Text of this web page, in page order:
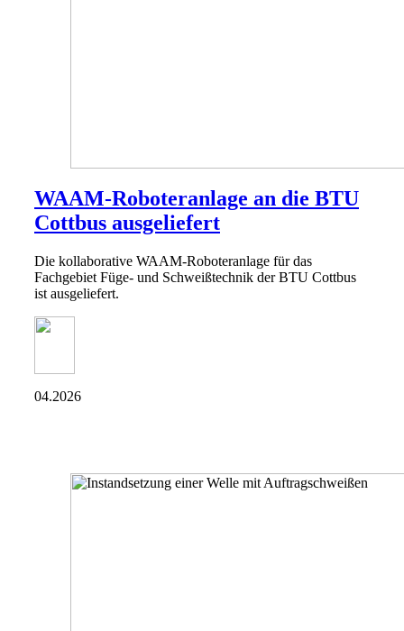
WAAM-Roboteranlage an die BTU
Cottbus ausgeliefert
Die kollaborative WAAM-Roboteranlage für das
Fachgebiet Füge- und Schweißtechnik der BTU Cottbus
ist ausgeliefert.
04.2026